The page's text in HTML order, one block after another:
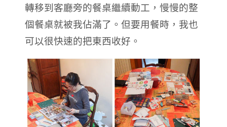
轉移到客廳旁的餐桌繼續動工，慢慢的整
個餐桌就被我佔滿了。但要用餐時，我也
可以很快速的把東西收好。